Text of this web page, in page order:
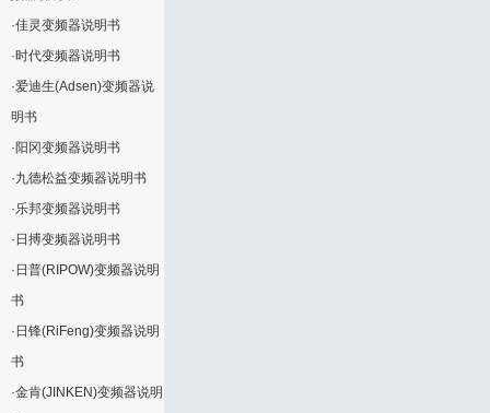
·佳灵变频器说明书
·时代变频器说明书
·爱迪生(Adsen)变频器说
明书
· 阳冈变频器说明书
·九德松益变频器说明书
·乐邦变频器说明书
· 日搏变频器说明书
· 日普(RIPOW)变频器说明
书
· 日锋(RiFeng)变频器说明
书
·金肯(JINKEN)变频器说明